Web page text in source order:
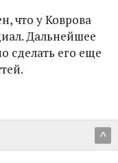
что у Коврова
Дальнейшее
сделать его еще
^